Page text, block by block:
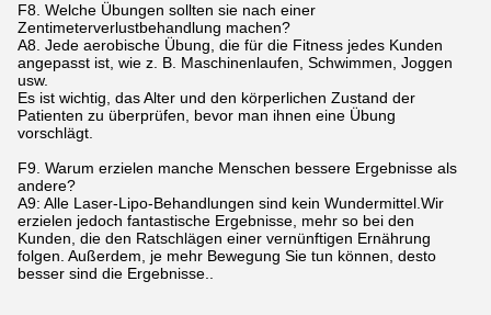
F8. Welche Übungen sollten sie nach einer
Zentimeterverlustbehandlung machen?
A8. Jede aerobische Übung, die für die Fitness jedes Kunden
angepasst ist, wie z. B. Maschinenlaufen, Schwimmen, Joggen
usw.
Es ist wichtig, das Alter und den körperlichen Zustand der
Patienten zu überprüfen, bevor man ihnen eine Übung
vorschlägt.
F9. Warum erzielen manche Menschen bessere Ergebnisse als
andere?
A9: Alle Laser-Lipo-Behandlungen sind kein Wundermittel.Wir
erzielen jedoch fantastische Ergebnisse, mehr so bei den
Kunden, die den Ratschlägen einer vernünftigen Ernährung
folgen. Außerdem, je mehr Bewegung Sie tun können, desto
besser sind die Ergebnisse..